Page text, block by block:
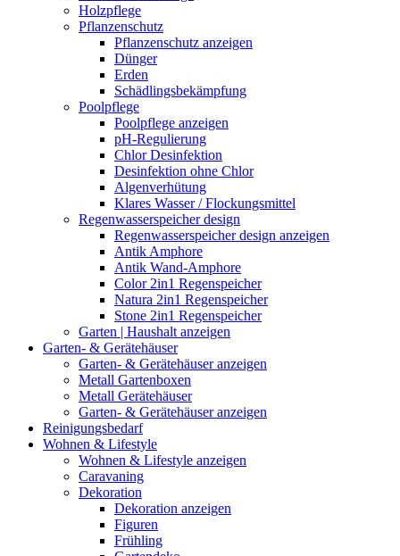
Holzpflege
Pflanzenschutz
Pflanzenschutz anzeigen
Dünger
Erden
Schädlingsbekämpfung
Poolpflege
Poolpflege anzeigen
pH-Regulierung
Chlor Desinfektion
Desinfektion ohne Chlor
Algenverhütung
Klares Wasser / Flockungsmittel
Regenwasserspeicher design
Regenwasserspeicher design anzeigen
Antik Amphore
Antik Wand-Amphore
Color 2in1 Regenspeicher
Natura 2in1 Regenspeicher
Stone 2in1 Regenspeicher
Garten | Haushalt anzeigen
Garten- & Gerätehäuser
Garten- & Gerätehäuser anzeigen
Metall Gartenboxen
Metall Gerätehäuser
Garten- & Gerätehäuser anzeigen
Reinigungsbedarf
Wohnen & Lifestyle
Wohnen & Lifestyle anzeigen
Caravaning
Dekoration
Dekoration anzeigen
Figuren
Frühling